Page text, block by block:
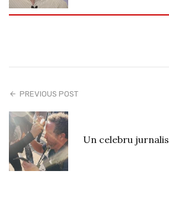
PREVIOUS POST
Un celebru